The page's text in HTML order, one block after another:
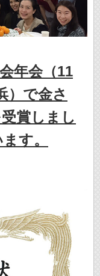
年会（11
）で金さ
賞しまし
す。